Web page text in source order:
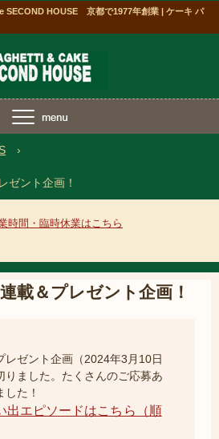
SECOND HOUSE 京都で1977年創業 | ケーキ パ
›
ゼント企画！
時間・臨時休業はこちら
載＆プレゼント企画！
ゼント企画（2024年3月10日
りました。たくさんのご応募あ
した！
出エピソードはこちら（順